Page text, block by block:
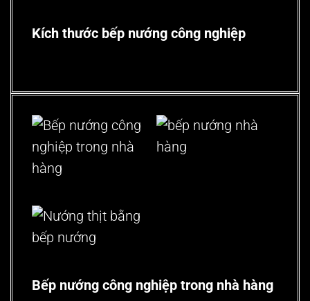
Kích thước bếp nướng công nghiệp
Bếp nướng công nghiệp trong nhà hàng